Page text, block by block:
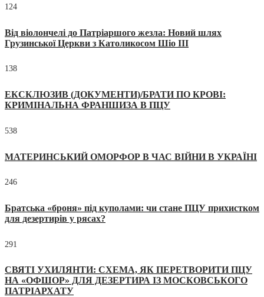
124
Від віолончелі до Патріаршого жезла: Новий шлях
Грузинської Церкви з Католикосом Шіо III
138
ЕКСКЛЮЗИВ (ДОКУМЕНТИ)/БРАТИ ПО КРОВІ:
КРИМІНАЛЬНА ФРАНШИЗА В ПЦУ
538
МАТЕРИНСЬКИЙ ОМОРФОР В ЧАС ВІЙНИ В УКРАЇНІ
246
Братська «броня» під куполами: чи стане ПЦУ прихистком
для дезертирів у рясах?
291
СВЯТІ УХИЛЯНТИ: СХЕМА, ЯК ПЕРЕТВОРИТИ ПЦУ
НА «ОФШОР» ДЛЯ ДЕЗЕРТИРА ІЗ МОСКОВСЬКОГО
ПАТРІАРХАТУ